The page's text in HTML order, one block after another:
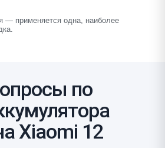
— применяется одна, наиболее
по
Xiaomi 12